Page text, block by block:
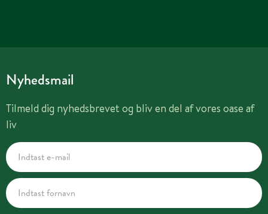
Nyhedsmail
Tilmeld dig nyhedsbrevet og bliv en del af vores oase af
liv